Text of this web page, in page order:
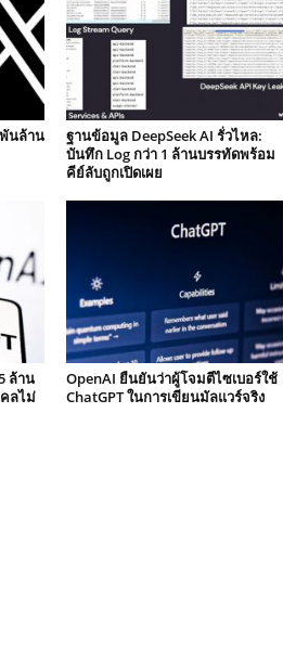
นล้าน
ฐานข้อมูล DeepSeek AI รั่วไหล:
บันทึก Log กว่า 1 ล้านบรรทัดพร้อม
คีย์ลับถูกเปิดเผย
ล้าน
ลไม่
OpenAI ยืนยันว่าผู้โจมตีไซเบอร์ใช้
ChatGPT ในการเขียนมัลแวร์จริง